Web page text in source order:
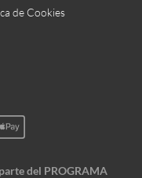
de Cookies
del PROGRAMA